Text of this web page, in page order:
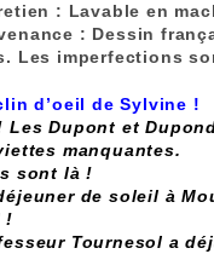
: Lavable en
: Dessin
Les imperfections
d’oeil de Sylvine !
Les Dupont et
manquantes.
sont là !
de soleil à
!
Tournesol a